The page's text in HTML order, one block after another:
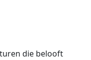
die belooft